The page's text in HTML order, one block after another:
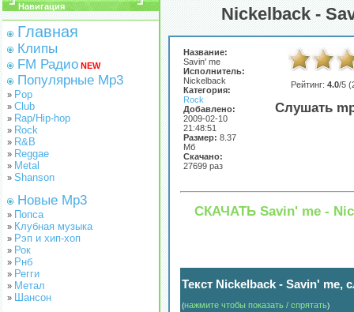
Навигация
Главная
Клипы
FM Радио NEW
Популярные Mp3
» Pop
» Club
» Rap/Hip-hop
» Rock
» R&B
» Reggae
» Metal
» Shanson
Новые Mp3
» Попса
» Клубная музыка
» Рэп и хип-хоп
» Рок
» Рнб
» Регги
» Метал
» Шансон
Nickelback -
Название:
Savin' me
Исполнитель:
Nickelback
Категория:
Rock
Добавлено:
2009-02-10
21:48:51
Размер: 8.37
Мб
Скачано:
27699 раз
Рейтинг: 4.0/5 (
Слушать
СКАЧАТЬ Savin' me -
Текст Nickelback - Savin' me,
(нажмите чтобы показать / спрятать)